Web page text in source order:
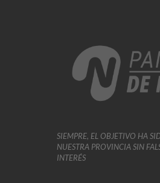
SIEMPRE, EL OBJETIVO HA
NUESTRA PROVINCIA SIN
INTERÉS